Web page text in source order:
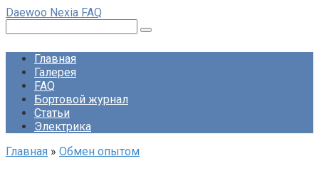
Перейти
контенту
Daewoo Nexia FAQ
Главная
Галерея
FAQ
Бортовой журнал
Статьи
Электрика
Главная » Обмен опытом